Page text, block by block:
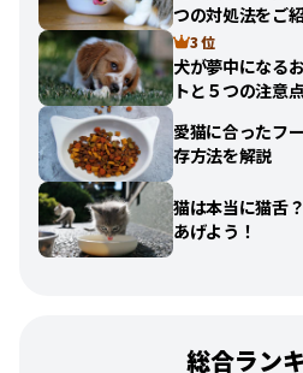
つの対処法をご
3 位
犬が夢中になる
トと５つの注意点
愛猫に合ったフ
存方法を解説
猫は本当に猫舌
あげよう！
総合ラン